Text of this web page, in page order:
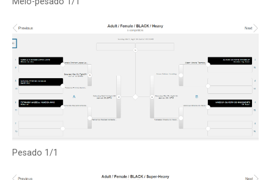
Pesado 1/1